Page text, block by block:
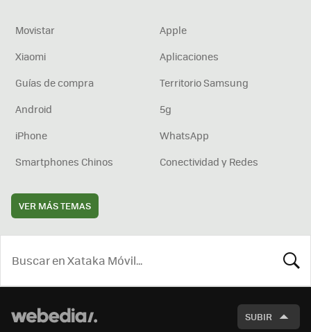
Movistar
Apple
Xiaomi
Aplicaciones
Guías de compra
Territorio Samsung
Android
5g
iPhone
WhatsApp
Smartphones Chinos
Conectividad y Redes
VER MÁS TEMAS
SUBIR